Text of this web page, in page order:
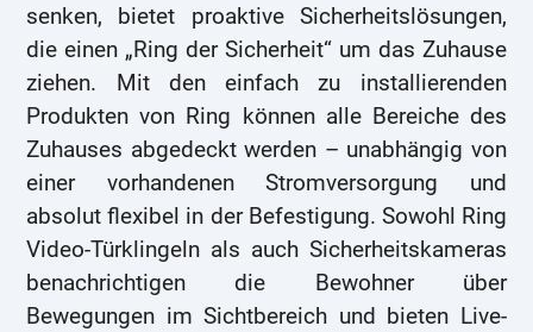
senken, bietet proaktive Sicherheitslösungen,
die einen „Ring der Sicherheit“ um das Zuhause
ziehen. Mit den einfach zu installierenden
Produkten von Ring können alle Bereiche des
Zuhauses abgedeckt werden – unabhängig von
einer vorhandenen Stromversorgung und
absolut flexibel in der Befestigung. Sowohl Ring
Video-Türklingeln als auch Sicherheitskameras
benachrichtigen die Bewohner über
Bewegungen im Sichtbereich und bieten Live-